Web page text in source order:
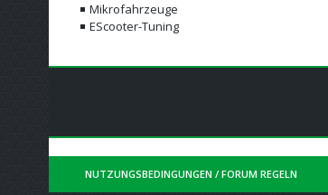
Mikrofahrzeuge
EScooter-Tuning
NUTZUNGSBEDINGUNGEN / FORUM REGELN